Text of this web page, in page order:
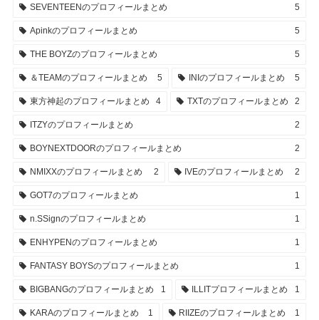
SEVENTEENのプロフィールまとめ 5
Apinkのプロフィールまとめ 5
THE BOYZのプロフィールまとめ 5
＆TEAMのプロフィールまとめ 5 INIのプロフィールまとめ 5
東方神起のプロフィールまとめ 4 TXTのプロフィールまとめ 2
ITZYのプロフィールまとめ 2
BOYNEXTDOORのプロフィールまとめ 2
NMIXXのプロフィールまとめ 2 IVEのプロフィールまとめ 2
GOT7のプロフィールまとめ 1
n.SSignのプロフィールまとめ 1
ENHYPENのプロフィールまとめ 1
FANTASY BOYSのプロフィールまとめ 1
BIGBANGのプロフィールまとめ 1 ILLITプロフィールまとめ 1
KARAのプロフィールまとめ 1 RIIZEのプロフィールまとめ 1